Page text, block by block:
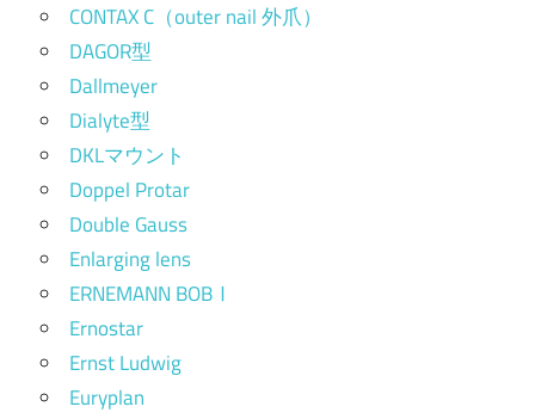
CONTAX C（outer nail 外爪）
DAGOR型
Dallmeyer
Dialyte型
DKLマウント
Doppel Protar
Double Gauss
Enlarging lens
ERNEMANN BOBⅠ
Ernostar
Ernst Ludwig
Euryplan